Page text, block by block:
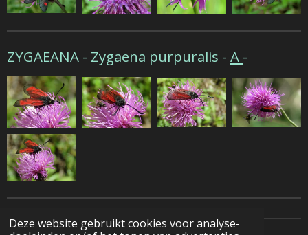
Deze website gebruikt cookies voor analyse-
ZYGAEANA - Zygaena purpuralis - A -